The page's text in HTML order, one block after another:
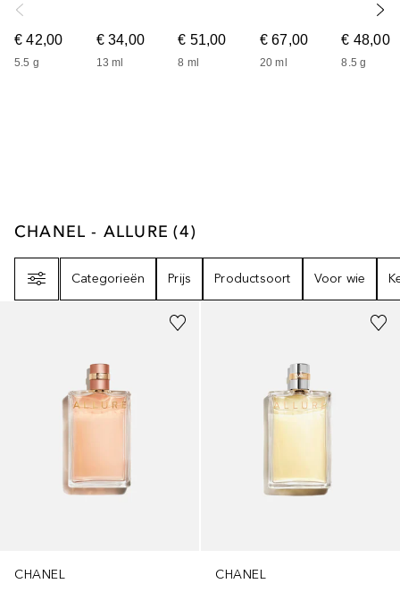
€ 42,00
5.5 g
€ 34,00
13 ml
€ 51,00
8 ml
€ 67,00
20 ml
€ 48,00
8.5 g
CHANEL - ALLURE4
CHANEL - ALLURE (4)
Categorieën
Prijs Productsoort Voor wie
CHANEL
CHANEL